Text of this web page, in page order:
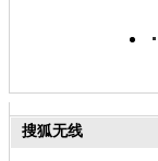
搜狐无线